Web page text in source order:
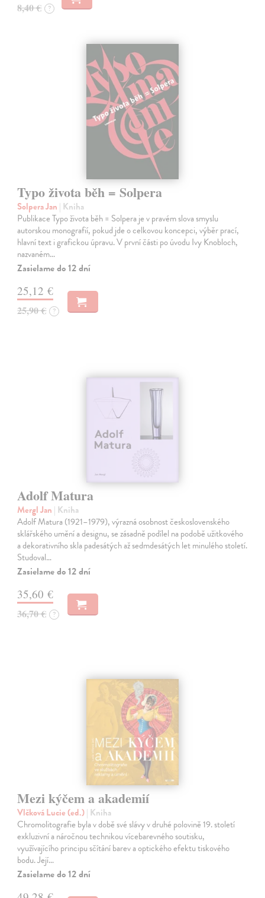
8,40 € ?
Typo života běh = Solpera
Solpera Jan | Kniha
Publikace Typo života běh = Solpera je v pravém slova smyslu
autorskou monografií, pokud jde o celkovou koncepci, výběr prací,
hlavní text i grafickou úpravu. V první části po úvodu Ivy Knobloch,
nazvaném…
Zasielame do 12 dní
25,12 €
25,90 € ?
Adolf Matura
Mergl Jan | Kniha
Adolf Matura (1921–1979), výrazná osobnost československého
sklářského umění a designu, se zásadně podílel na podobě užitkového
a dekorativního skla padesátých až sedmdesátých let minulého století.
Studoval…
Zasielame do 12 dní
35,60 €
36,70 € ?
Mezi kýčem a akademií
Vlčková Lucie (ed.)| Kniha
Chromolitografie byla v době své slávy v druhé polovině 19. století
exkluzivní a náročnou technikou vícebarevného soutisku,
využívajícího principu sčítání barev a optického efektu tiskového
bodu. Její…
Zasielame do 12 dní